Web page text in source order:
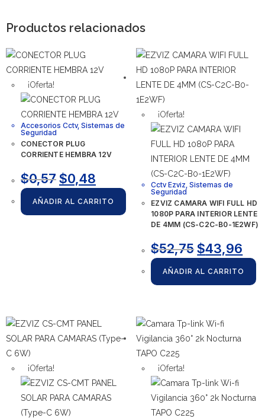
Productos relacionados
¡Oferta!
Accesorios Cctv, Sistemas de
Seguridad
CONECTOR PLUG
CORRIENTE HEMBRA 12V
$0,57$0,48
AÑADIR AL CARRITO
¡Oferta!
Cctv Ezviz,Sistemas de
Seguridad
EZVIZ CAMARA WIFI FULL HD
1080P PARA INTERIOR LENTE
DE 4MM (CS-C2C-B0-1E2WF)
$52,75 $43,96
AÑADIR AL CARRITO
¡Oferta! ¡Oferta!